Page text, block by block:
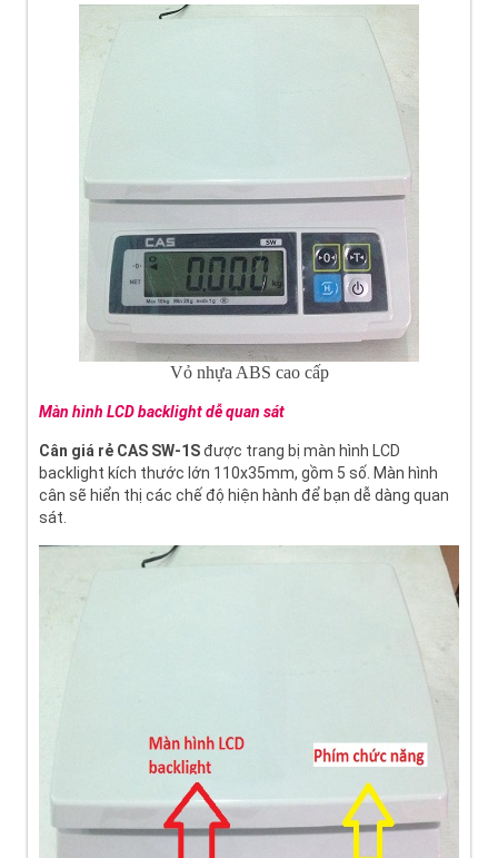
Vỏ nhựa ABS cao cấp
Màn hình LCD backlight dễ quan sát
Cân giá rẻ CAS SW-1Sđược trang bị màn hình LCD
backlight kích thước lớn 110x35mm, gồm 5 số. Màn hình
cân sẽ hiển thị các chế độ hiện hành để bạn dễ dàng quan
sát.